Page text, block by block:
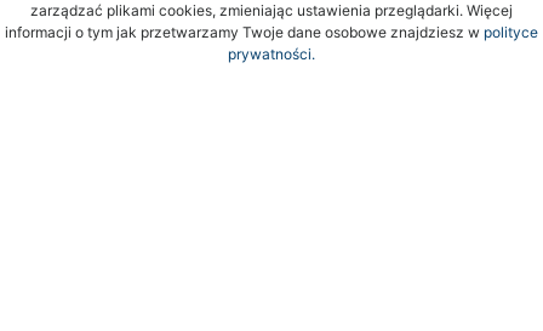
zarządzać plikami cookies, zmieniając ustawienia przeglądarki. Więcej
informacji o tym jak przetwarzamy Twoje dane osobowe znajdziesz w polityce
prywatności.